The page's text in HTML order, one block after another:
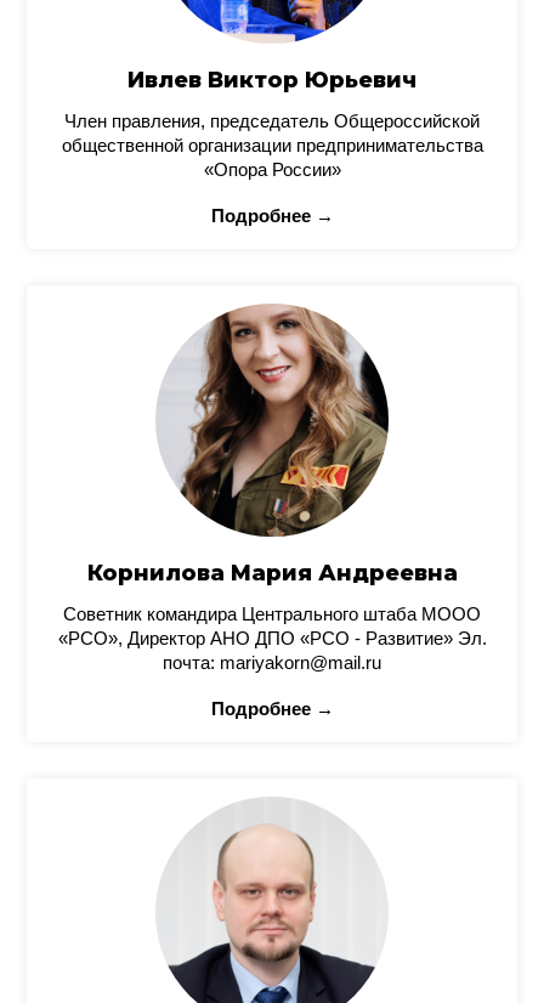
Ивлев Виктор Юрьевич
Член правления, председатель Общероссийской
общественной организации предпринимательства
«Опора России»
Подробнее →
Корнилова Мария Андреевна
Советник командира Центрального штаба МООО
«РСО», Директор АНО ДПО «РСО - Развитие» Эл.
почта: mariyakorn@mail.ru
Подробнее →